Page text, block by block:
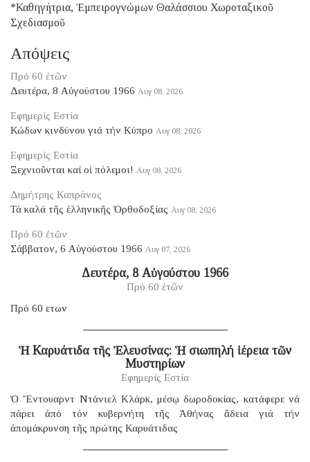
*Καθηγήτρια, Ἐμπειρογνώμων Θαλάσσιου Χωροταξικοῦ
Σχεδιασμοῦ
Απόψεις
Πρό 60 ἐτῶν
Δευτέρα, 8 Αὐγούστου 1966 Αυγ 08, 2026
Εφημερίς Εστία
Κώδων κινδύνου γιά τήν Κύπρο Αυγ 08, 2026
Εφημερίς Εστία
Ξεχνιοῦνται καί οἱ πόλεμοι! Αυγ 08, 2026
Δημήτρης Καπράνος
Τά καλά τῆς ἑλληνικῆς Ὀρθοδοξίας Αυγ 08, 2026
Πρό 60 ἐτῶν
Σάββατον, 6 Αὐγούστου 1966 Αυγ 07, 2026
Δευτέρα, 8 Αὐγούστου 1966
Πρό 60 ἐτῶν
Πρό 60 ετων
Ἡ Καρυάτιδα τῆς Ἐλευσίνας: Ἡ σιωπηλή ἱέρεια τῶν
Μυστηρίων
Εφημερίς Εστία
Ὁ Ἔντουαρντ Ντάνιελ Κλάρκ, μέσῳ δωροδοκίας, κατάφερε νά
πάρει ἀπό τόν κυβερνήτη τῆς Ἀθήνας ἄδεια γιά τήν
ἀπομάκρυνση τῆς πρώτης Καρυάτιδας